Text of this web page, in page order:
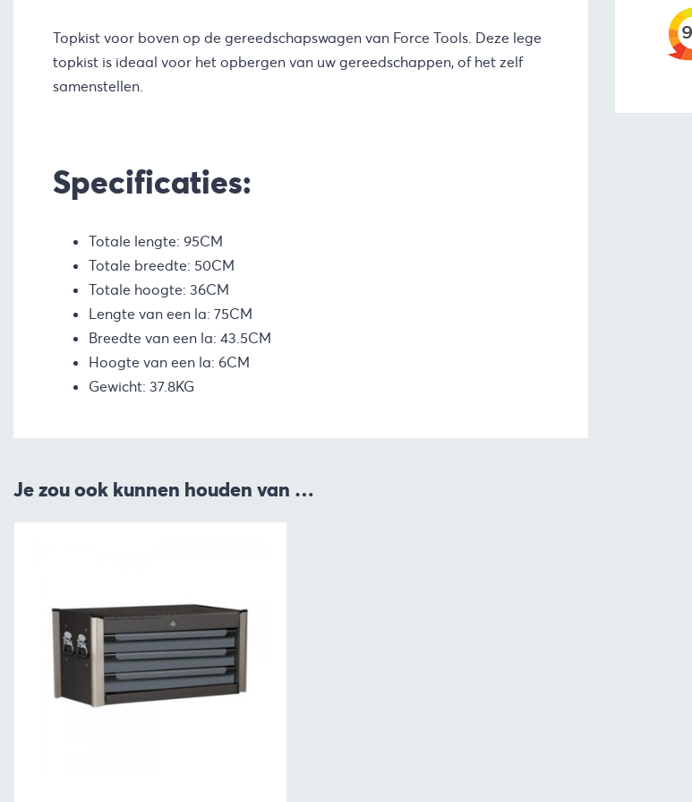
Topkist voor boven op de gereedschapswagen van Force Tools. Deze lege
topkist is ideaal voor het opbergen van uw gereedschappen, of het zelf
samenstellen.
Specificaties:
Totale lengte: 95CM
Totale breedte: 50CM
Totale hoogte: 36CM
Lengte van een la: 75CM
Breedte van een la: 43.5CM
Hoogte van een la: 6CM
Gewicht: 37.8KG
Je zou ook kunnen houden van …